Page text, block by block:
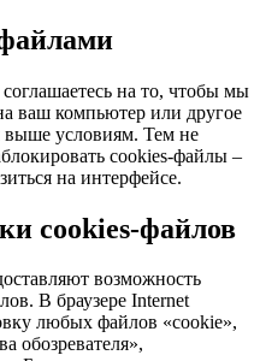
на то, чтобы мы
ваш компьютер или другое
выше условиям. Тем не
cookies-файлы –
на интерфейсе.
cookies-файлов
возможность
В браузере Internet
любых файлов «cookie»,
обозревателя»,